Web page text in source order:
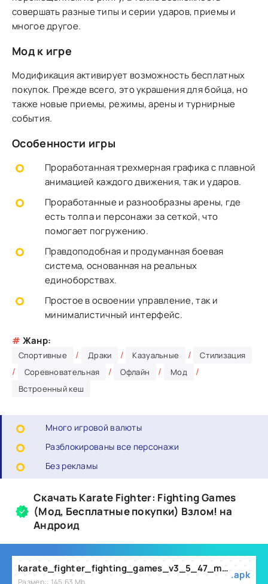
совершать разные типы и серии ударов, приемы и
многое другое.
Мод к игре
Модификация активирует возможность бесплатных
покупок. Прежде всего, это украшения для бойца, но
также новые приемы, режимы, арены и турнирные
события.
Особенности игры
Проработанная трехмерная графика с плавной
анимацией каждого движения, так и ударов.
Проработанные и разнообразны арены, где
есть толпа и персонажи за сеткой, что
помогает погружению.
Правдоподобная и продуманная боевая
система, основанная на реальных
единоборствах.
Простое в освоении управление, так и
минималистичный интерфейс.
# Жанр:
Спортивные / Драки / Казуальные / Стилизация
/ Соревновательная / Офлайн / Мод /
Встроенный кеш
Много игровой валюты
Разблокированы все персонажи
Без рекламы
Скачать Karate Fighter: Fighting Games
(Мод, Бесплатные покупки) Взлом! на
Андроид
karate_fighter_fighting_games_v3_5_47_mod.apk
Размер:: 145.63 Mb,
.apk